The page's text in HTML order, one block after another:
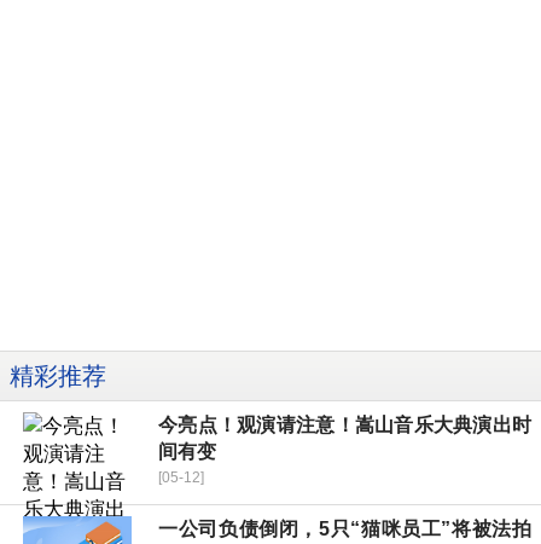
精彩推荐
今亮点！观演请注意！嵩山音乐大典演出时
间有变
[05-12]
一公司负债倒闭，5只“猫咪员工”将被法拍